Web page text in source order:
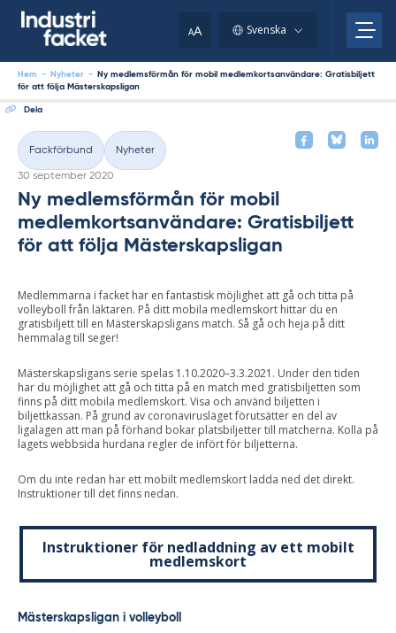
AA Svenska
Hem - Nyheter -
Ny medlemsförmån för mobil medlemkortsanvändare: Gratisbiljett
för att följa Mästerskapsligan
Dela
Kategorier
Fackförbund Nyheter
Skriven
30 september 2020
Ny medlemsförmån för mobil
medlemkortsanvändare: Gratisbiljett
för att följa Mästerskapsligan
Medlemmarna i facket har en fantastisk möjlighet att gå och titta på
volleyboll från läktaren. På ditt mobila medlemskort hittar du en
gratisbiljett till en Mästerskapsligans match. Så gå och heja på ditt
hemmalag till seger!
Mästerskapsligans serie spelas 1.10.2020–3.3.2021. Under den tiden
har du möjlighet att gå och titta på en match med gratisbiljetten som
finns på ditt mobila medlemskort. Visa och använd biljetten i
biljettkassan. På grund av coronavirusläget förutsätter en del av
ligalagen att man på förhand bokar platsbiljetter till matcherna. Kolla på
lagets webbsida hurdana regler de infört för biljetterna.
Om du inte redan har ett mobilt medlemskort ladda ned det direkt.
Instruktioner till det finns nedan.
Instruktioner för nedladdning av ett mobilt
medlemskort
Mästerskapsligan i volleyboll